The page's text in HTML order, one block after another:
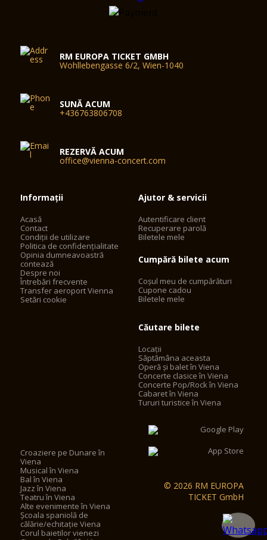
RM EUROPA TICKET GMBH
Wohllebengasse 6/2, Wien-1040
SUNĂ ACUM
+436763806708
REZERVĂ ACUM
office@vienna-concert.com
Informații
Acasă
Contact
Condiții de utilizare
Politica de confidențialitate
Opinia dumneavoastră
contează
Despre noi
Întrebări frecvente
Transfer aeroport Vienna
Setări cookie
Ajutor & servicii
Autentificare client
Recuperare parolă
Biletele mele
Cumpără bilete acum
Coșul meu de cumpărături
Cupone cadou
Biletele mele
Căutare bilete
Locații
Săptămâna aceasta
Operă și balet în Viena
Concerte clasice în Viena
Concerte Pop/Rock în Viena
Cabaret în Viena
Tururi turistice în Viena
Croaziere pe Dunare în
Viena
Musical în Viena
Bal în Viena
Jazz în Viena
Teatru în Viena
Alte evenimente în Viena
Școala spaniolă de
călărie/echitație Viena
Corul baietilor vienezi
© 2026 RM EUROPA
TICKET GmbH